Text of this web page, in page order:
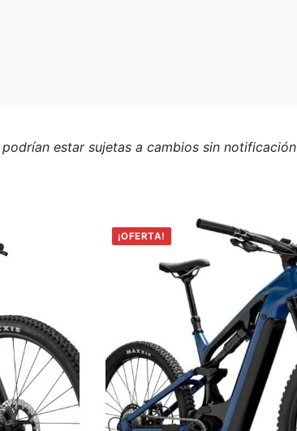
estar sujetas a cambios sin notificación
¡OFERTA!